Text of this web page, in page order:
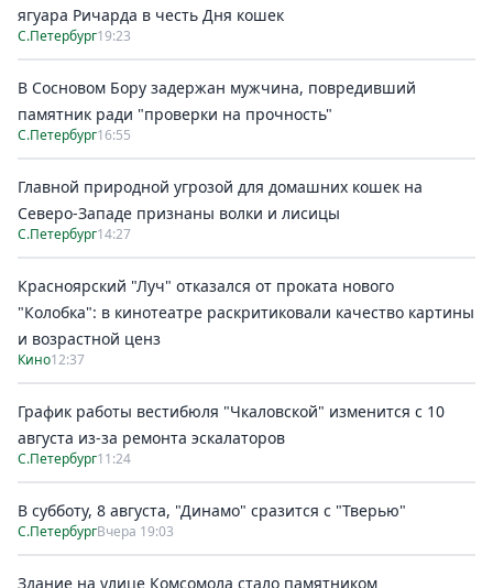
ягуара Ричарда в честь Дня кошек
С.Петербург19:23
В Сосновом Бору задержан мужчина, повредивший
памятник ради "проверки на прочность"
С.Петербург16:55
Главной природной угрозой для домашних кошек на
Северо-Западе признаны волки и лисицы
С.Петербург14:27
Красноярский "Луч" отказался от проката нового
"Колобка": в кинотеатре раскритиковали качество картины
и возрастной ценз
Кино12:37
График работы вестибюля "Чкаловской" изменится с 10
августа из-за ремонта эскалаторов
С.Петербург11:24
В субботу, 8 августа, "Динамо" сразится с "Тверью"
С.ПетербургВчера 19:03
Здание на улице Комсомола стало памятником